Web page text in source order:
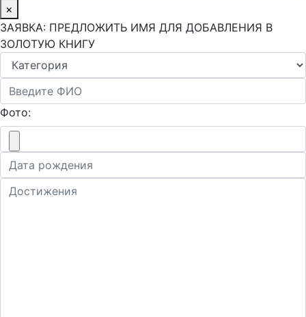
×
ЗАЯВКА: ПРЕДЛОЖИТЬ ИМЯ ДЛЯ ДОБАВЛЕНИЯ В
ЗОЛОТУЮ КНИГУ
Фото: